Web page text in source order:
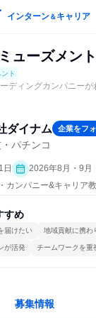
インターン＆キャリア
ューズメン
ト
ディングカンパニーが
ダイナム 企業をフ
パチンコ
日
2026年8月・9月
カンパニー&キャリア
すめ
届けたい 地域貢献に携わ
が活発 チームワークを重
募集情報